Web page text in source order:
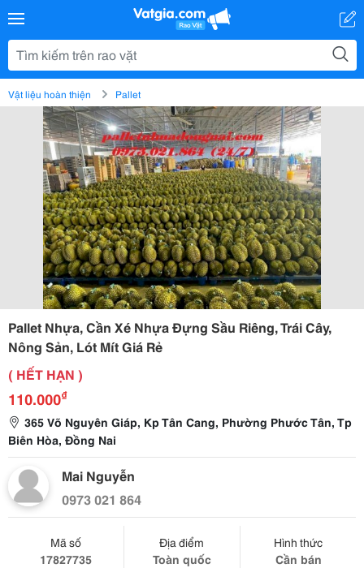
Vật liệu hoàn thiện Pallet
Pallet Nhựa, Cần Xé Nhựa Đựng Sầu Riêng, Trái Cây,
Nông Sản, Lót Mít Giá Rẻ
( HẾT HẠN )
110.000₫
365 Võ Nguyên Giáp, Kp Tân Cang, Phường Phước Tân, Tp
Biên Hòa, Đồng Nai
Mai Nguyễn
0973 021 864
Mã số
17827735
Địa điểm
Toàn quốc
Hình thức
Cần bán